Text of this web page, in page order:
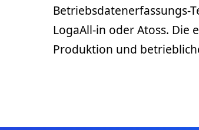
Betriebsdatenerfassungs-
LogaAll-in oder Atoss.
Produktion und